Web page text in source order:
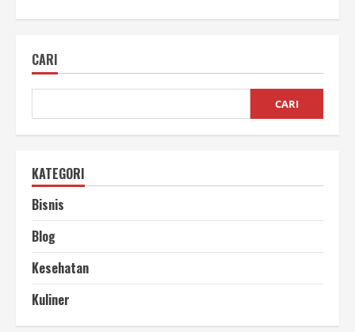
Menguntungkan!
CARI
CARI
KATEGORI
Bisnis
Blog
Kesehatan
Kuliner